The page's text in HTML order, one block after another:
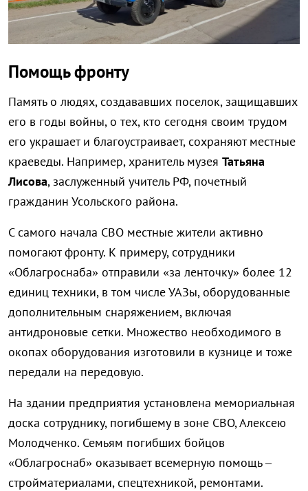
Помощь фронту
Память о людях, создававших поселок, защищавших
его в годы войны, о тех, кто сегодня своим трудом
его украшает и благоустраивает, сохраняют местные
краеведы. Например, хранитель музея Татьяна
Лисова, заслуженный учитель РФ, почетный
гражданин Усольского района.
С самого начала СВО местные жители активно
помогают фронту. К примеру, сотрудники
«Облагроснаба» отправили «за ленточку» более 12
единиц техники, в том числе УАЗы, оборудованные
дополнительным снаряжением, включая
антидроновые сетки. Множество необходимого в
окопах оборудования изготовили в кузнице и тоже
передали на передовую.
На здании предприятия установлена мемориальная
доска сотруднику, погибшему в зоне СВО, Алексею
Молодченко. Семьям погибших бойцов
«Облагроснаб» оказывает всемерную помощь –
стройматериалами, спецтехникой, ремонтами.